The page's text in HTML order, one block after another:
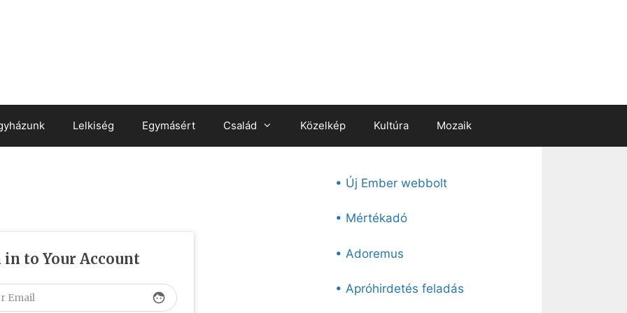
Lelkiség Egymásért Család Közelkép Kultúra Mozaik
in to Your Account
face
• Új Ember webbolt
• Mértékadó
• Adoremus
• Apróhirdetés feladás